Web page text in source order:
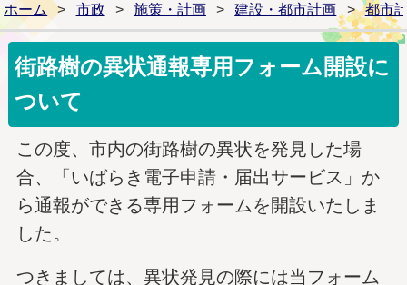
ホーム > 市政 > 施策・計画 > 建設・都市計画 > 都市
街路樹の異状通報専用フォーム開設に
ついて
この度、市内の街路樹の異状を発見した場
合、「いばらき電子申請・届出サービス」か
ら通報ができる専用フォームを開設いたしま
した。
つきましては、異状発見の際には当フォーム